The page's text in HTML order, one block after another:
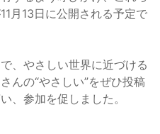
月13日に公開される予定で
、やさしい世界に近づける
んの“やさしい”をぜひ投稿
、参加を促しました。